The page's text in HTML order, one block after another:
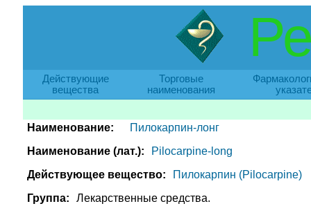
Действующие
вещества
Торговые
наименования
Наименование:
Пилокарпин-лонг
Наименование (лат.):
Pilocarpine-long
Действующее вещество:
Пилокарпин (Pilocarpine)
Группа:
Лекарственные средства.